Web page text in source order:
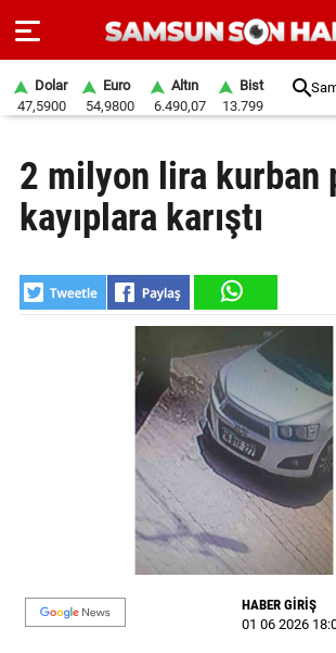
SAYFA
SAMSUN
SAMSUNSPOR
VİDEO
Dolar
47,5900
Euro
54,9800
Altın
6.490,07
Bist
13.799
2 milyon lira kurban
kayıplara karıştı
HABER GİRİŞ
01 06 2026